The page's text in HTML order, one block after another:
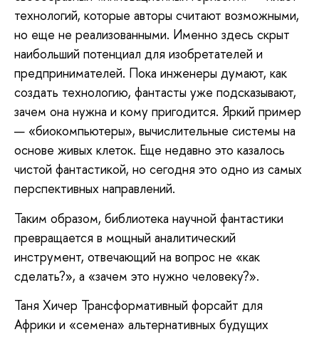
технологий, которые авторы считают возможными,
но еще не реализованными. Именно здесь скрыт
наибольший потенциал для изобретателей и
предпринимателей. Пока инженеры думают, как
создать технологию, фантасты уже подсказывают,
зачем она нужна и кому пригодится. Яркий пример
— «биокомпьютеры», вычислительные системы на
основе живых клеток. Еще недавно это казалось
чистой фантастикой, но сегодня это одно из самых
перспективных направлений.
Таким образом, библиотека научной фантастики
превращается в мощный аналитический
инструмент, отвечающий на вопрос не «как
сделать?», а «зачем это нужно человеку?».
Таня Хичер Трансформативный форсайт для
Африки и «семена» альтернативных будущих